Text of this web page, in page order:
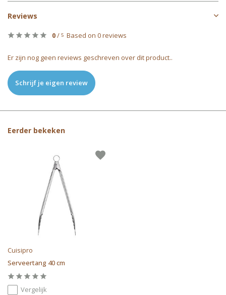
Reviews
0/ 5 Based on 0 reviews
Er zijn nog geen reviews geschreven over dit product..
Schrijf je eigen review
Eerder bekeken
Cuisipro
Serveertang 40 cm
Vergelijk